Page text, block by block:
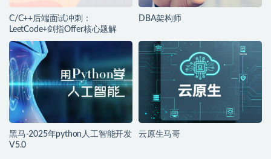
C/C++后端面试冲刺：
LeetCode+剑指Offer核心题解
DBA架构师
黑马-2025年python人工智能开发
V5.0
云原生马哥